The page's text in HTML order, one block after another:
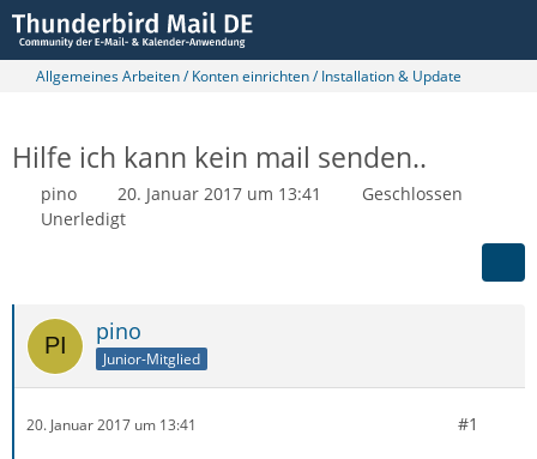
Allgemeines Arbeiten / Konten einrichten / Installation & Update
Hilfe ich kann kein mail senden..
pino 20. Januar 2017 um 13:41
Geschlossen
Unerledigt
pino
Junior-Mitglied
20. Januar 2017 um 13:41 #1